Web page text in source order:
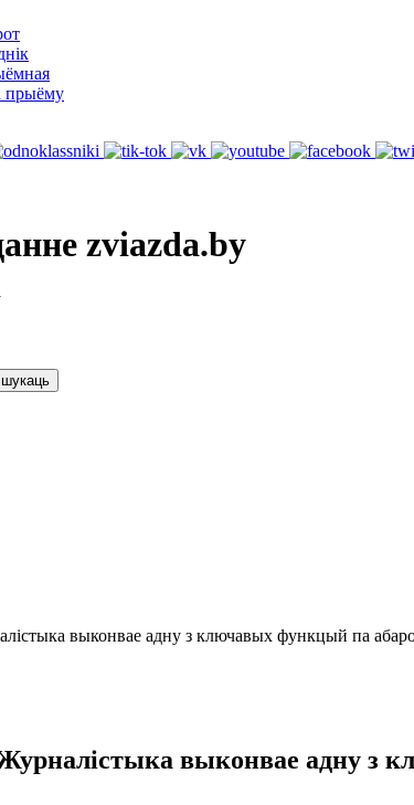
прыёму
zviazda.by
выконвае адну з ключавых функцый па
выконвае адну з